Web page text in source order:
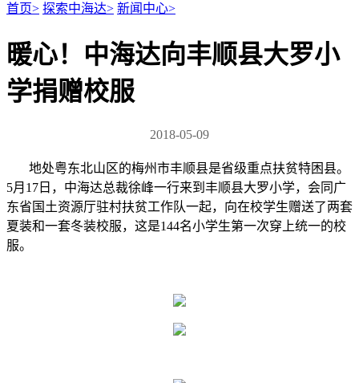
首页> 探索中海达> 新闻中心>
暖心！中海达向丰顺县大罗小
学捐赠校服
2018-05-09
地处粤东北山区的梅州市丰顺县是省级重点扶贫特困县。
5月17日，中海达总裁徐峰一行来到丰顺县大罗小学，会同广
东省国土资源厅驻村扶贫工作队一起，向在校学生赠送了两套
夏装和一套冬装校服，这是144名小学生第一次穿上统一的校
服。